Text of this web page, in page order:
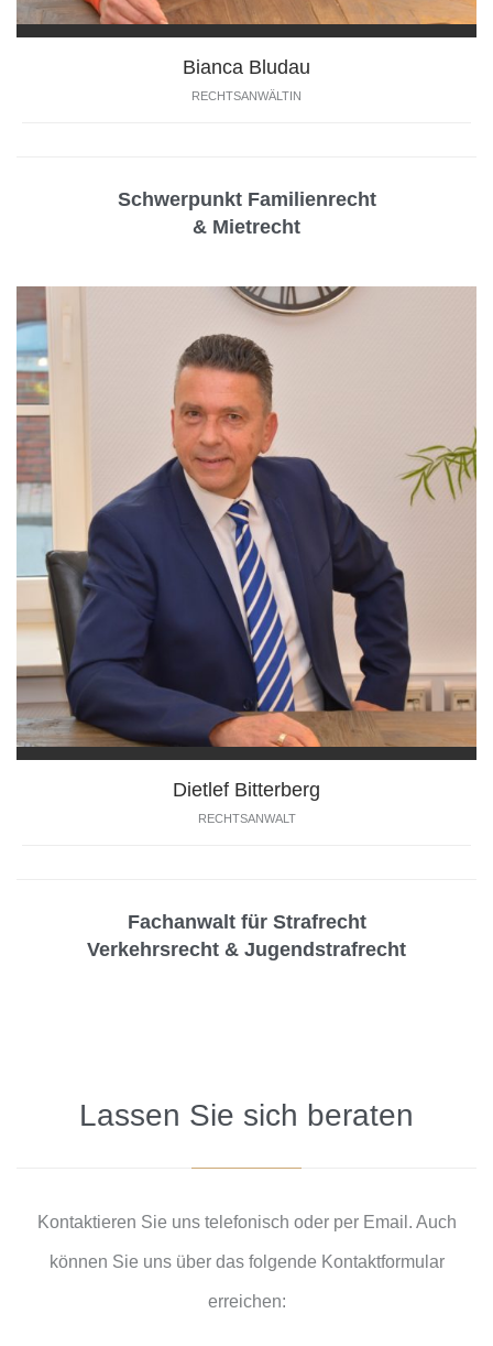
Bianca Bludau
RECHTSANWÄLTIN
Schwerpunkt Familienrecht
& Mietrecht
Dietlef Bitterberg
RECHTSANWALT
Fachanwalt für Strafrecht
Verkehrsrecht & Jugendstrafrecht
Lassen Sie sich beraten
Kontaktieren Sie uns telefonisch oder per Email. Auch
können Sie uns über das folgende Kontaktformular
erreichen: